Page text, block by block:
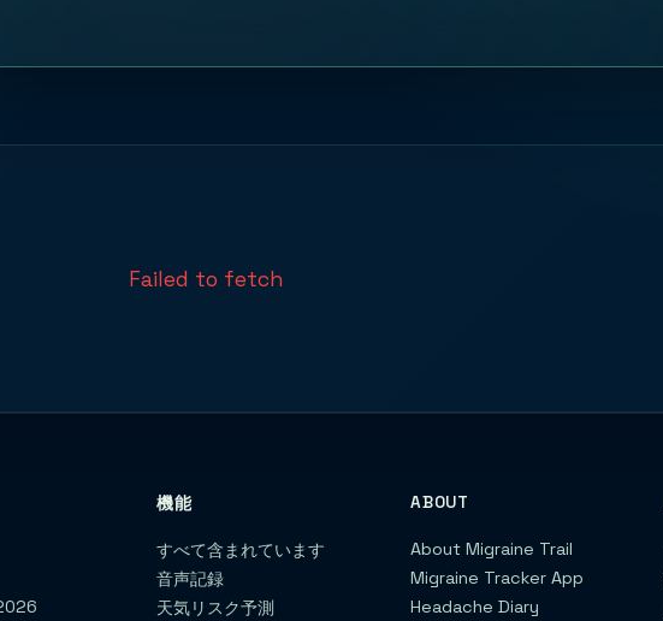
Failed to fetch
機能
すべて含まれています
音声記録
天気リスク予測
ABOUT
About Migraine Trail
Migraine Tracker App
Headache Diary